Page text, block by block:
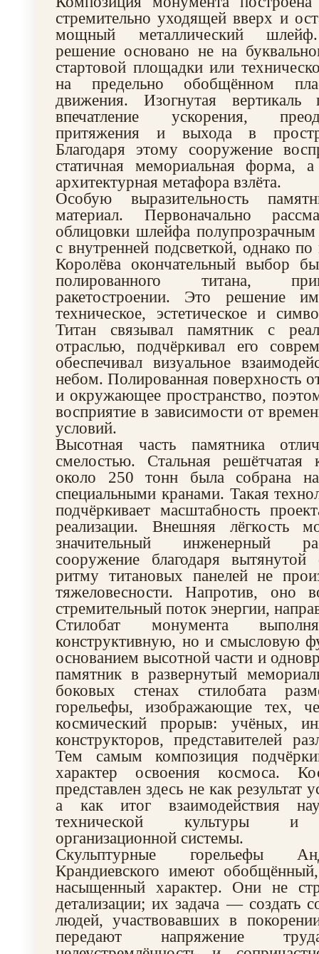
стремительно уходящей вверх и
мощный металлический шлейф.
решение основано не на
стартовой площадки или
на предельно обобщённом
движения. Изогнутая вертикаль
впечатление ускорения,
притяжения и выхода в
Благодаря этому сооружение
статичная мемориальная форма,
архитектурная метафора взлёта.
Особую выразительность
материал. Первоначально
облицовки шлейфа
с внутренней подсветкой, однако
Королёва окончательный выбор
полированного титана,
ракетостроении. Это решение
техническое, эстетическое и
Титан связывал памятник с
отраслью, подчёркивал его
обеспечивал визуальное
небом. Полированная поверхность
и окружающее пространство,
восприятие в зависимости от
условий.
Высотная часть памятника
смелостью. Стальная решётчатая
около 250 тонн была собрана
специальными кранами. Такая
подчёркивает масштабность
реализации. Внешняя лёгкость
значительный инженерный
сооружение благодаря
ритму титановых панелей не
тяжеловесности. Напротив, оно
стремительный поток энергии,
Стилобат монумента
конструктивную, но и смысловую
основанием высотной части и
памятник в развернутый
боковых стенах стилобата
горельефы, изображающие тех,
космический прорыв: учёных,
конструкторов, представителей
Тем самым композиция
характер освоения космоса.
представлен здесь не как результат
а как итог взаимодействия
технической культуры и
организационной системы.
Скульптурные горельефы
Крандиевского имеют
насыщенный характер. Они не
детализации; их задача — создать
людей, участвовавших в
передают напряжение